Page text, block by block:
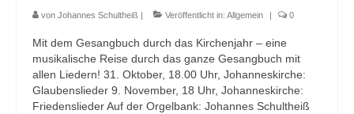
von Johannes Schultheiß Veröffentlicht in: Allgemein 0
Mit dem Gesangbuch durch das Kirchenjahr – eine
musikalische Reise durch das ganze Gesangbuch mit
allen Liedern! 31. Oktober, 18.00 Uhr, Johanneskirche:
Glaubenslieder 9. November, 18 Uhr, Johanneskirche:
Friedenslieder Auf der Orgelbank: Johannes Schultheiß